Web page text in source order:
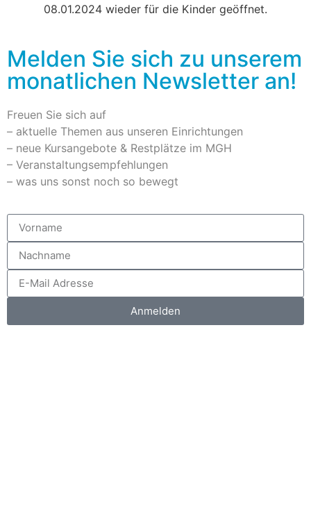
08.01.2024 wieder für die Kinder geöffnet.
Melden Sie sich zu unserem
monatlichen Newsletter an!
Freuen Sie sich auf
– aktuelle Themen aus unseren Einrichtungen
– neue Kursangebote & Restplätze im MGH
– Veranstaltungsempfehlungen
– was uns sonst noch so bewegt
Anmelden